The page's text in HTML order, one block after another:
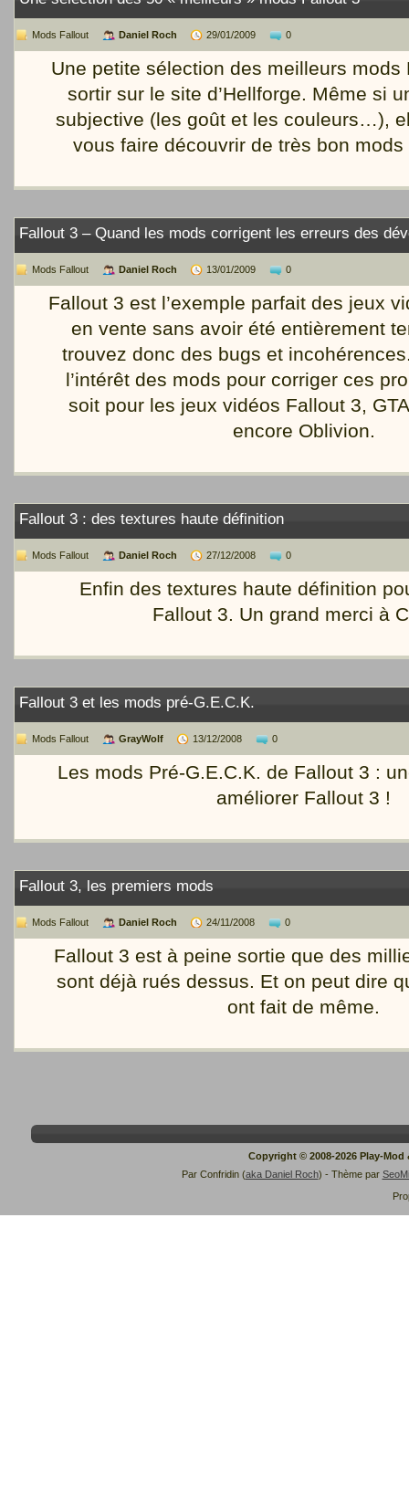
Mods Fallout Daniel Roch 29/01/2009 0
Une petite sélection des meilleurs mods
sortir sur le site d’Hellforge. Même si
subjective (les goût et les couleurs…),
vous faire découvrir de très bon
Fallout 3 – Quand les mods corrigent les erreurs des
Mods Fallout Daniel Roch 13/01/2009 0
Fallout 3 est l’exemple parfait des jeux
en vente sans avoir été entièrement
trouvez donc des bugs et
l’intérêt des mods pour corriger ces
soit pour les jeux vidéos Fallout 3,
encore Oblivion.
Fallout 3 : des textures haute définition
Mods Fallout Daniel Roch 27/12/2008 0
Enfin des textures haute définition
Fallout 3. Un grand merci à
Fallout 3 et les mods pré-G.E.C.K.
Mods Fallout GrayWolf 13/12/2008 0
Les mods Pré-G.E.C.K. de Fallout 3 :
améliorer Fallout 3 !
Fallout 3, les premiers mods
Mods Fallout Daniel Roch 24/11/2008 0
Fallout 3 est à peine sortie que des
sont déjà rués dessus. Et on peut dire
ont fait de même.
Copyright © 2008-2026 Play-
Par Confridin (aka Daniel Roch) - Thème par